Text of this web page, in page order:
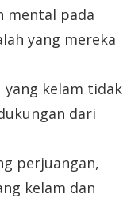
mental pada
yang mereka
yang kelam tidak
dari
perjuangan,
kelam dan